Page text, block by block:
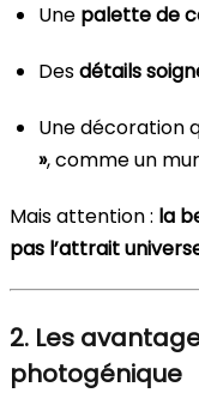
Une palette de
Desdétails
Une décoration
», comme un
Mais attention : la
pas l’attrait
2. Les
photogénique